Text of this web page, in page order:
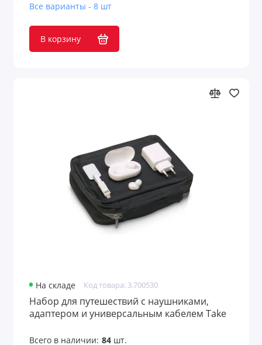
Все варианты - 8 шт
В корзину
На складе Код товара: 3.700530
Набор для путешествий с наушниками,
адаптером и универсальным кабелем Take
Всего в наличии: 84шт.